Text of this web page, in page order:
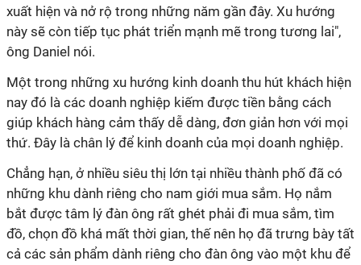
xuất hiện và nở rộ trong những năm gần đây. Xu hướng
này sẽ còn tiếp tục phát triển mạnh mẽ trong tương lai",
ông Daniel nói.
Một trong những xu hướng kinh doanh thu hút khách hiện
nay đó là các doanh nghiệp kiếm được tiền bằng cách
giúp khách hàng cảm thấy dễ dàng, đơn giản hơn với mọi
thứ. Đây là chân lý để kinh doanh của mọi doanh nghiệp.
Chẳng hạn, ở nhiều siêu thị lớn tại nhiều thành phố đã có
những khu dành riêng cho nam giới mua sắm. Họ nắm
bắt được tâm lý đàn ông rất ghét phải đi mua sắm, tìm
đồ, chọn đồ khá mất thời gian, thế nên họ đã trưng bày tất
cả các sản phẩm dành riêng cho đàn ông vào một khu để